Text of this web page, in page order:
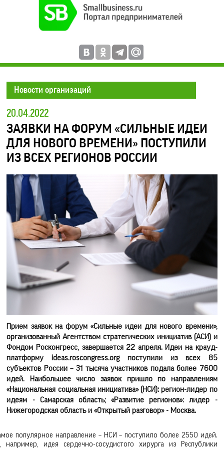
Новости организаций
20.04.2022
ЗАЯВКИ НА ФОРУМ «СИЛЬНЫЕ ИДЕИ
ДЛЯ НОВОГО ВРЕМЕНИ» ПОСТУПИЛИ
ИЗ ВСЕХ РЕГИОНОВ РОССИИ
Прием заявок на форум «Сильные идеи для нового времени»,
организованный Агентством стратегических инициатив (АСИ) и
Фондом Росконгресс, завершается 22 апреля. Идеи на крауд-
платформу ideas.roscongress.org поступили из всех 85
субъектов России – 31 тысяча участников подала более 7600
идей. Наибольшее число заявок пришло по направлениям
«Национальная социальная инициатива» (НСИ): регион-лидер по
идеям - Самарская область; «Развитие регионов»: лидер -
Нижегородская область и «Открытый разговор» - Москва.
популярное направление – НСИ – поступило более 2550 идей.
например, идея сердечно-сосудистого хирурга из Республики